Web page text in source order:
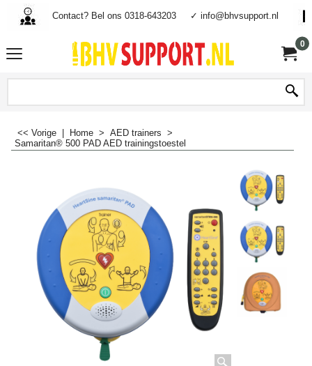
Contact? Bel ons 0318-643203 ✓ info@bhvsupport.nl
0
<< Vorige Home > AED trainers >
Samaritan® 500 PAD AED trainingstoestel